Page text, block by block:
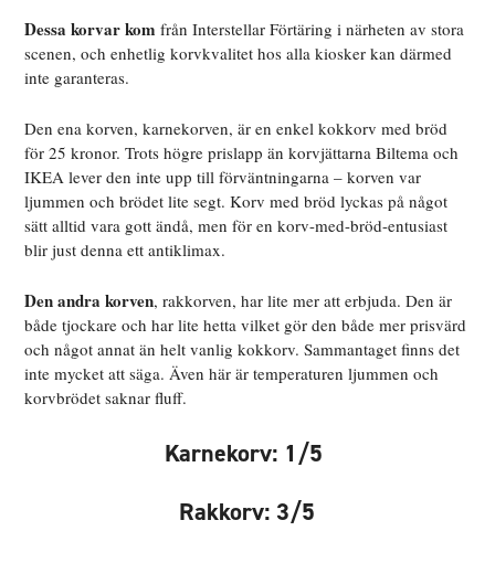
Dessa korvar kom från Interstellar Förtäring i närheten av stora
scenen, och enhetlig korvkvalitet hos alla kiosker kan därmed
inte garanteras.
Den ena korven, karnekorven, är en enkel kokkorv med bröd
för 25 kronor. Trots högre prislapp än korvjättarna Biltema och
IKEA lever den inte upp till förväntningarna – korven var
ljummen och brödet lite segt. Korv med bröd lyckas på något
sätt alltid vara gott ändå, men för en korv-med-bröd-entusiast
blir just denna ett antiklimax.
Den andra korven, rakkorven, har lite mer att erbjuda. Den är
både tjockare och har lite hetta vilket gör den både mer prisvärd
och något annat än helt vanlig kokkorv. Sammantaget finns det
inte mycket att säga. Även här är temperaturen ljummen och
korvbrödet saknar fluff.
Karnekorv: 1/5
Rakkorv: 3/5